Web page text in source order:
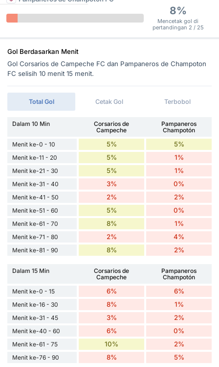
8%
Mencetak gol di
pertandingan 2 / 25
Gol Berdasarkan Menit
Gol Corsarios de Campeche FC dan Pampaneros de Champoton
FC selisih 10 menit 15 menit.
Total Gol Cetak Gol Terbobol
Dalam 10 Min
Corsarios de
Campeche
Pampaneros
Champotón
Menit ke-0 - 10
5% 5%
Menit ke-11 - 20 5% 1%
Menit ke-21 - 30 5% 1%
Menit ke-31 - 40 3% 0%
Menit ke-41 - 50 2% 2%
Menit ke-51 - 60 5% 0%
Menit ke-61 - 70 8% 1%
Menit ke-71 - 80 2% 4%
Menit ke-81 - 90 8% 2%
Dalam 15 Min
Corsarios de
Campeche
Pampaneros
Champotón
Menit ke-0 - 15
6% 6%
Menit ke-16 - 30 8% 1%
Menit ke-31 - 45 3% 2%
Menit ke-40 - 60 6% 0%
Menit ke-61 - 75 10% 2%
Menit ke-76 - 90 8% 5%